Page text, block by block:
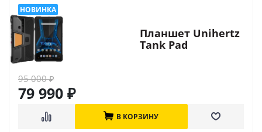
Планшет Unihertz
Tank Pad
95 000₽
79 990 ₽
В КОРЗИНУ